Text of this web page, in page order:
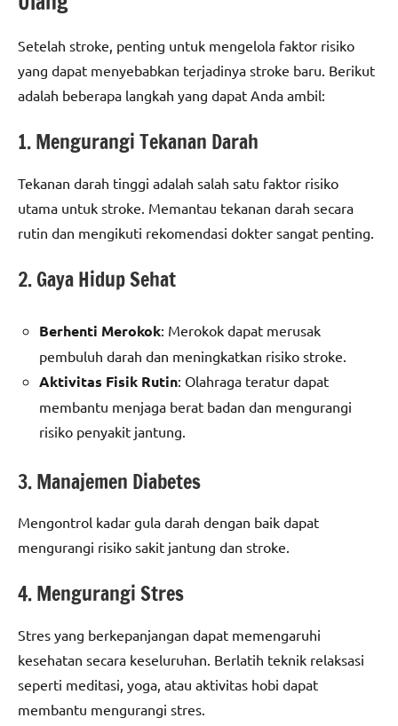
Setelah stroke, penting untuk mengelola faktor risiko
yang dapat menyebabkan terjadinya stroke baru. Berikut
adalah beberapa langkah yang dapat Anda ambil:
1. Mengurangi Tekanan Darah
Tekanan darah tinggi adalah salah satu faktor risiko
utama untuk stroke. Memantau tekanan darah secara
rutin dan mengikuti rekomendasi dokter sangat penting.
2. Gaya Hidup Sehat
Berhenti Merokok: Merokok dapat merusak
pembuluh darah dan meningkatkan risiko stroke.
Aktivitas Fisik Rutin: Olahraga teratur dapat
membantu menjaga berat badan dan mengurangi
risiko penyakit jantung.
3. Manajemen Diabetes
Mengontrol kadar gula darah dengan baik dapat
mengurangi risiko sakit jantung dan stroke.
4. Mengurangi Stres
Stres yang berkepanjangan dapat memengaruhi
kesehatan secara keseluruhan. Berlatih teknik relaksasi
seperti meditasi, yoga, atau aktivitas hobi dapat
membantu mengurangi stres.